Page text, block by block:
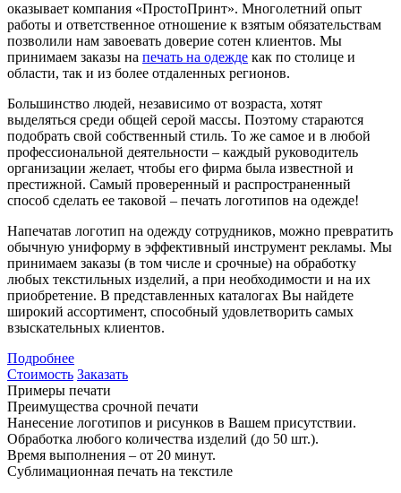
оказывает компания «ПростоПринт». Многолетний опыт
работы и ответственное отношение к взятым обязательствам
позволили нам завоевать доверие сотен клиентов. Мы
принимаем заказы на печать на одежде как по столице и
области, так и из более отдаленных регионов.
Большинство людей, независимо от возраста, хотят
выделяться среди общей серой массы. Поэтому стараются
подобрать свой собственный стиль. То же самое и в любой
профессиональной деятельности – каждый руководитель
организации желает, чтобы его фирма была известной и
престижной. Самый проверенный и распространенный
способ сделать ее таковой – печать логотипов на одежде!
Напечатав логотип на одежду сотрудников, можно превратить
обычную униформу в эффективный инструмент рекламы. Мы
принимаем заказы (в том числе и срочные) на обработку
любых текстильных изделий, а при необходимости и на их
приобретение. В представленных каталогах Вы найдете
широкий ассортимент, способный удовлетворить самых
взыскательных клиентов.
Подробнее
Стоимость Заказать
Примеры печати
Преимущества срочной печати
Нанесение логотипов и рисунков в Вашем присутствии.
Обработка любого количества изделий (до 50 шт.).
Время выполнения – от 20 минут.
Сублимационная печать на текстиле